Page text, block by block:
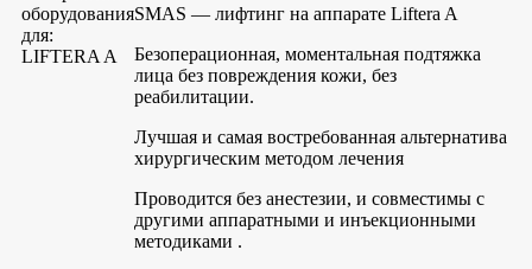
SMAS — лифтинг на аппарате Liftera A
Безоперационная, моментальная подтяжка
лица без повреждения кожи, без
реабилитации.
Лучшая и самая востребованная альтернатива
хирургическим методом лечения
Проводится без анестезии, и совместимы с
другими аппаратными и инъекционными
методиками .